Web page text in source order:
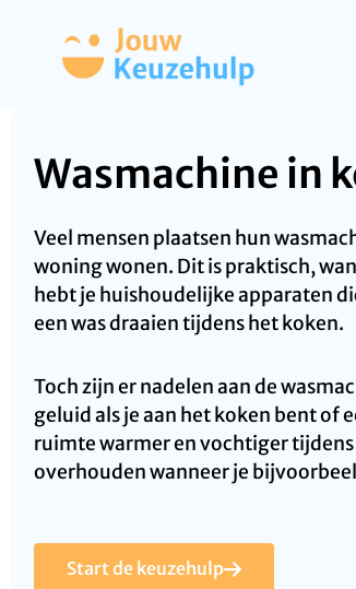
Wasmachine in
Veel mensen plaatsen hun
woning wonen. Dit is praktisch,
hebt je huishoudelijke apparaten
een was draaien tijdens het koken.
Toch zijn er nadelen aan de
geluid als je aan het koken bent of
ruimte warmer en vochtiger
overhouden wanneer je
Start de keuzehulp